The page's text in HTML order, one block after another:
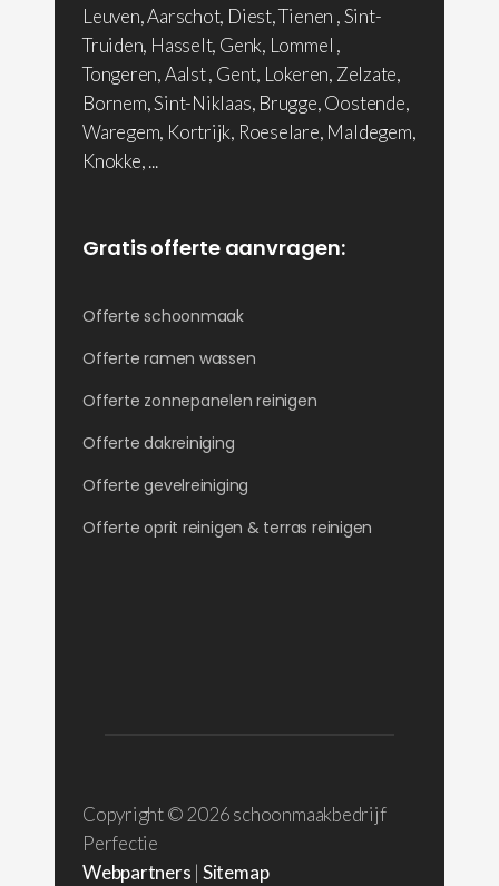
Leuven, Aarschot, Diest, Tienen , Sint-
Truiden, Hasselt, Genk, Lommel ,
Tongeren, Aalst , Gent, Lokeren, Zelzate,
Bornem, Sint-Niklaas, Brugge, Oostende,
Waregem, Kortrijk, Roeselare, Maldegem,
Knokke, ...
Gratis offerte aanvragen:
Offerte schoonmaak
Offerte ramen wassen
Offerte zonnepanelen reinigen
Offerte dakreiniging
Offerte gevelreiniging
Offerte oprit reinigen & terras reinigen
Copyright © 2026 schoonmaakbedrijf
Perfectie
Webpartners | Sitemap